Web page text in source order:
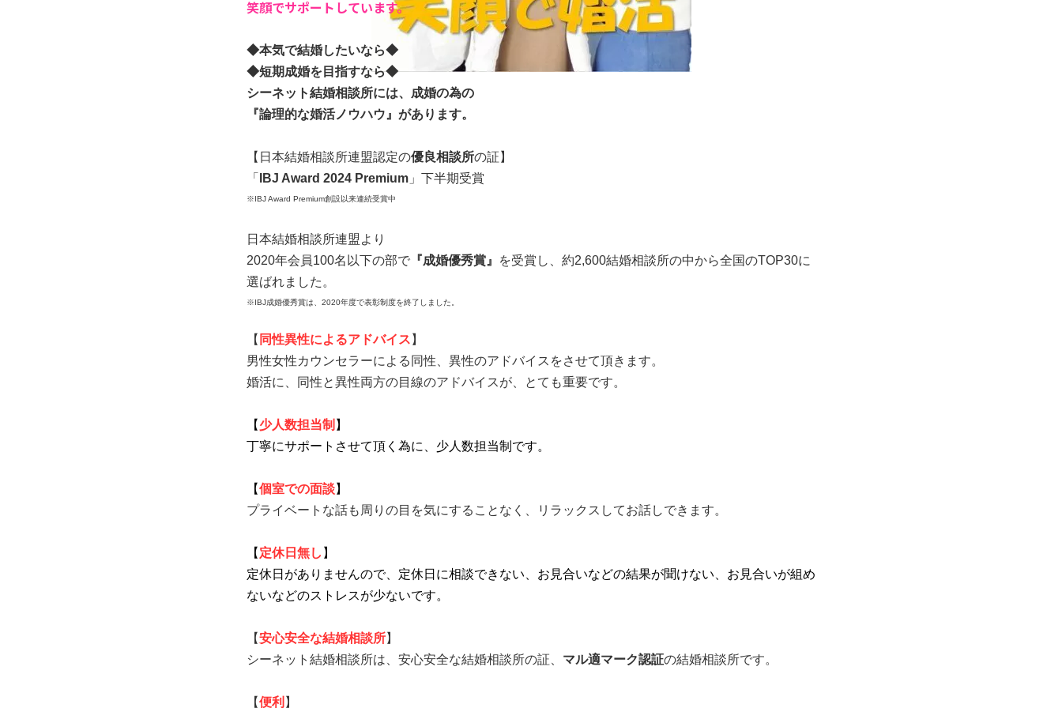
笑顔でサポートしています。
◆本気で結婚したいなら◆
◆短期成婚を目指すなら◆
シーネット結婚相談所には、成婚の為の
『論理的な婚活ノウハウ』があります。
【日本結婚相談所連盟認定の優良相談所の証】
「
IBJ Award 2024 Premium 」下半期受賞
※IBJ Award Premium創設以来連続受賞中
日本結婚相談所連盟より
2020年会員100名以下の部で 『成婚優秀賞』
を受賞し、約2,600結婚相談所の中から全国のTOP30に
選ばれました。
※IBJ成婚優秀賞は、2020年度で表彰制度を終了しました。
【 同性異性によるアドバイス 】
男性女性カウンセラーによる同性、異性のアドバイスをさせて頂きます。
婚活に、同性と異性両方の目線のアドバイスが、とても重要です。
【 少人数担当制 】
丁寧にサポートさせて頂く為に、少人数担当制です。
【個室での面談】
プライベートな話も周りの目を気にすることなく、リラックスしてお話しできます。
【 定休日無し 】
定休日がありませんので、定休日に相談できない、お見合いなどの結果が聞けない、お見合いが組め
ないなどのストレスが少ないです。
【安心安全な結婚相談所】
シーネット結婚相談所は、安心安全な結婚相談所の証、 マル適マーク認証の結婚相談所です。
【便利 】